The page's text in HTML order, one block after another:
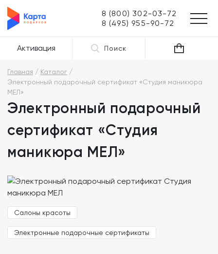
8 (800) 302-03-72
8 (495) 955-90-72
Активация Поиск
Главная
Каталог
Электронный подарочный сертификат «Студия маникюра
МЕЛ»
Электронный подарочный
сертификат «Студия
маникюра МЕЛ»
Салоны красоты
Электронные подарочные сертификаты